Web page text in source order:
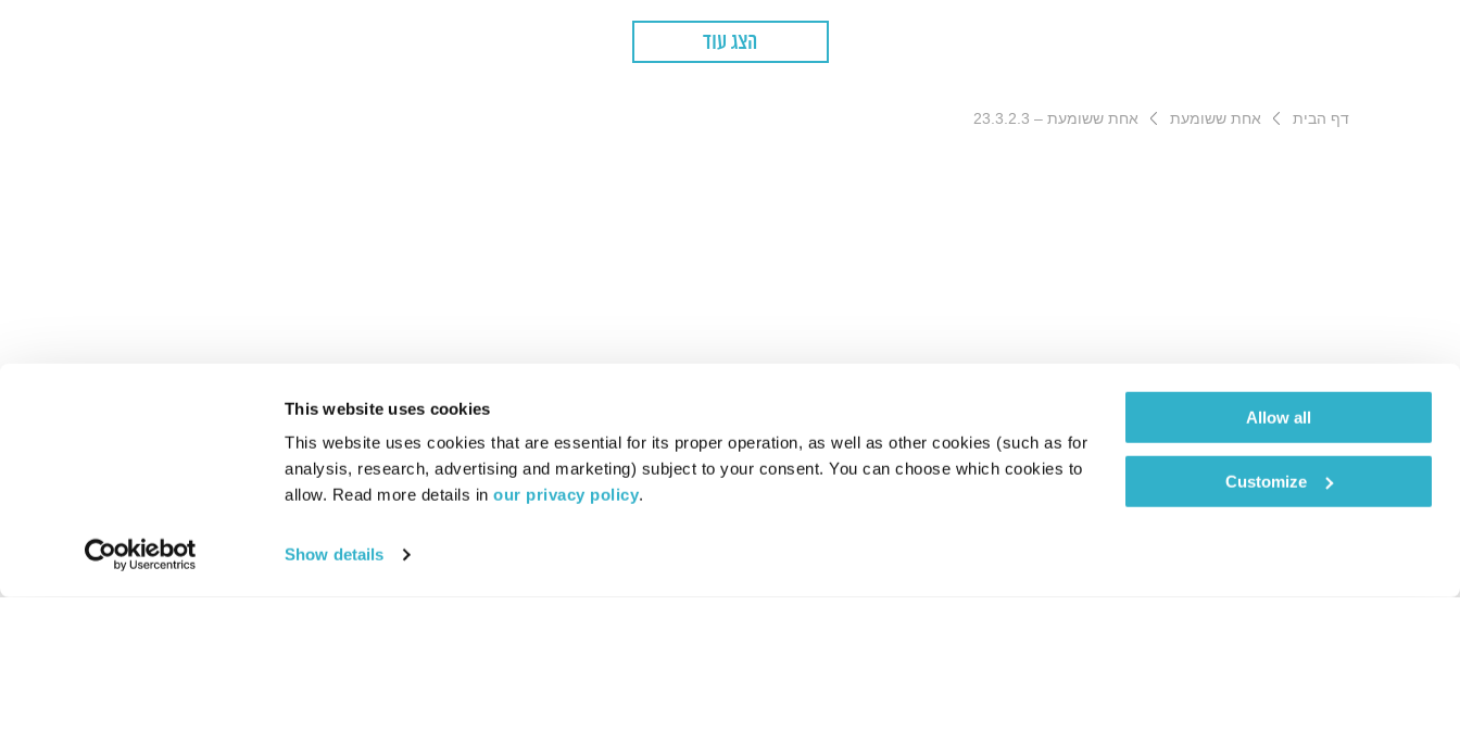
This website uses cookies
This website uses cookies that are essential for its proper operation, as well as other cookies (such as for
analysis, research, advertising and marketing) subject to your consent. You can choose which cookies to
allow. Read more details in our privacy policy.
Show details
Allow all
Customize
הצג עוד
דף הבית אחת ששומעת אחת ששומעת – 23.3.2.3